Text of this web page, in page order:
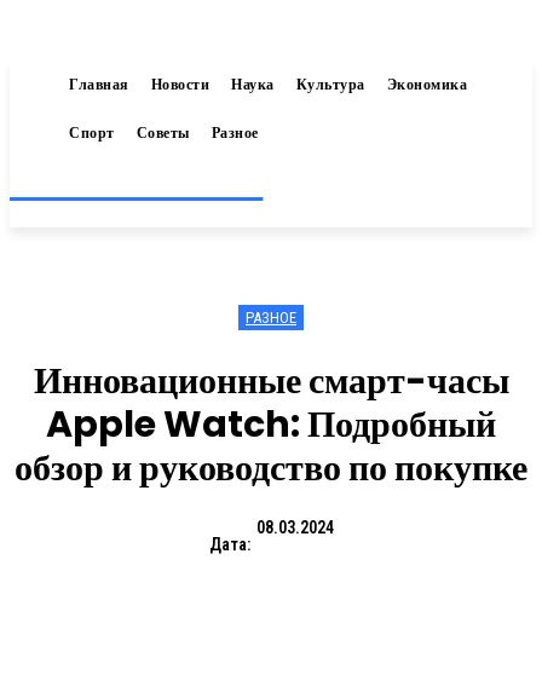
Главная Новости Наука Культура Экономика
Спорт Советы Разное
РАЗНОЕ
Инновационные смарт-часы
Apple Watch: Подробный
обзор и руководство по покупке
Дата:
08.03.2024